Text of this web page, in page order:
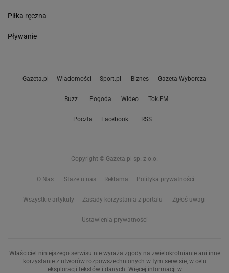
Piłka ręczna
Pływanie
Gazeta.pl Wiadomości Sport.pl Biznes Gazeta Wyborcza
Buzz Pogoda Wideo Tok.FM
Poczta Facebook RSS
Copyright © Gazeta.pl sp. z o.o.
O Nas Staże u nas Reklama Polityka prywatności
Wszystkie artykuły Zasady korzystania z portalu Zgłoś uwagi
Ustawienia prywatności
Właściciel niniejszego serwisu nie wyraża zgody na zwielokrotnianie ani inne
korzystanie z utworów rozpowszechnionych w tym serwisie, w celu
eksploracji tekstów i danych. Więcej informacji w